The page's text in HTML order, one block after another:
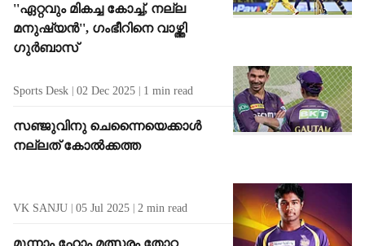
''ഏറ്റവും മികച്ച കോച്ച്, നല്ല
മനുഷ്യൻ'', ഗംഭീറിനെ വാഴ്ത്തി
ഗുർബാസ്
Sports Desk 02 Dec 2025 1 min read
സഞ്ജുവിനു ചെന്നൈയെക്കാൾ
നല്ലത് കോൽക്കത്ത
VK SANJU 05 Jul 2025 2 min read
മൂന്നാം ഹോം മത്സരം തോറ്റ